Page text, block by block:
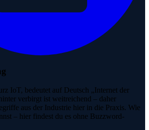
IoT, bedeutet auf Deutsch „Internet der
verbirgt ist weitreichend – daher
aus der Industrie hier in die Praxis. Wie
– hier findest du es ohne Buzzword-